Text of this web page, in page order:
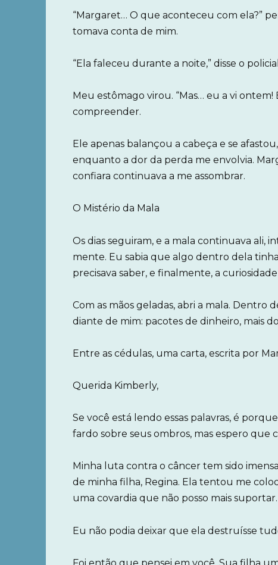
“Margaret… O que aconteceu com ela?”
tomava conta de mim.
“Ela faleceu durante a noite,” disse o
Meu estômago virou. “Mas… eu a vi
compreender.
Ele apenas balançou a cabeça e se
enquanto a dor da perda me envolvia.
confiara continuava a me assombrar.
O Mistério da Mala
Os dias seguiram, e a mala continuava ali,
mente. Eu sabia que algo dentro dela
precisava saber, e finalmente, a
Com as mãos geladas, abri a mala. Dentro
diante de mim: pacotes de dinheiro, mais
Entre as cédulas, uma carta, escrita por
Querida Kimberly,
Se você está lendo essas palavras, é
fardo sobre seus ombros, mas espero que
Minha luta contra o câncer tem sido
de minha filha, Regina. Ela tentou me
uma covardia que não posso mais suportar.
Eu não podia deixar que ela destruísse